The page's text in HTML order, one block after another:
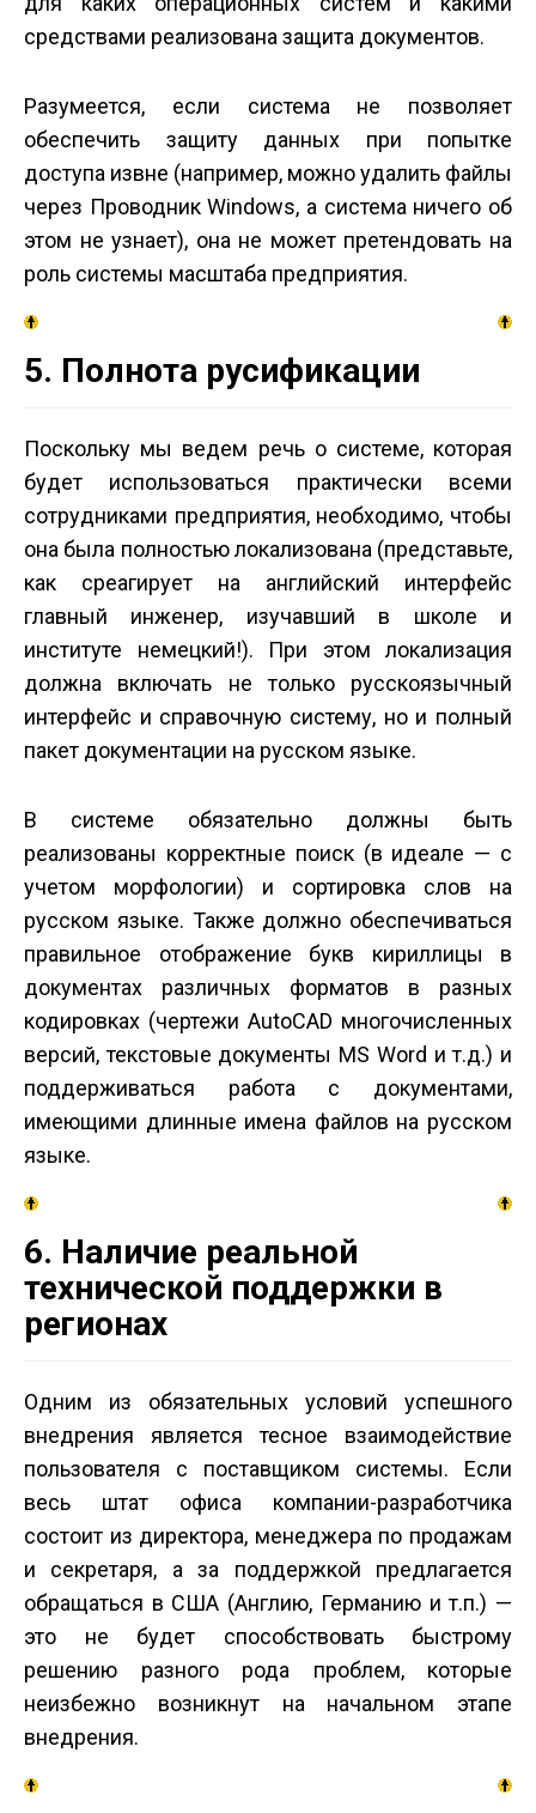
средствами реализована защита документов.
Разумеется, если система не позволяет
обеспечить защиту данных при попытке
доступа извне (например, можно удалить файлы
через Проводник Windows, а система ничего об
этом не узнает), она не может претендовать на
роль системы масштаба предприятия.
5. Полнота русификации
Поскольку мы ведем речь о системе, которая
будет использоваться практически всеми
сотрудниками предприятия, необходимо, чтобы
она была полностью локализована (представьте,
как среагирует на английский интерфейс
главный инженер, изучавший в школе и
институте немецкий!). При этом локализация
должна включать не только русскоязычный
интерфейс и справочную систему, но и полный
пакет документации на русском языке.
В системе обязательно должны быть
реализованы корректные поиск (в идеале — с
учетом морфологии) и сортировка слов на
русском языке. Также должно обеспечиваться
правильное отображение букв кириллицы в
документах различных форматов в разных
кодировках (чертежи AutoCAD многочисленных
версий, текстовые документы MS Word и т.д.) и
поддерживаться работа с документами,
имеющими длинные имена файлов на русском
языке.
6. Наличие реальной
технической поддержки в
регионах
Одним из обязательных условий успешного
внедрения является тесное взаимодействие
пользователя с поставщиком системы. Если
весь штат офиса компании-разработчика
состоит из директора, менеджера по продажам
и секретаря, а за поддержкой предлагается
обращаться в США (Англию, Германию и т.п.) —
это не будет способствовать быстрому
решению разного рода проблем, которые
неизбежно возникнут на начальном этапе
внедрения.